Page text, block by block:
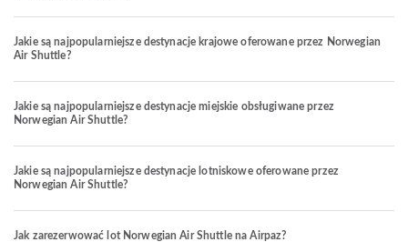
Jakie są najpopularniejsze destynacje krajowe oferowane przez Norwegian
Air Shuttle?
Jakie są najpopularniejsze destynacje miejskie obsługiwane przez
Norwegian Air Shuttle?
Jakie są najpopularniejsze destynacje lotniskowe oferowane przez
Norwegian Air Shuttle?
Jak zarezerwować lot Norwegian Air Shuttle na Airpaz?